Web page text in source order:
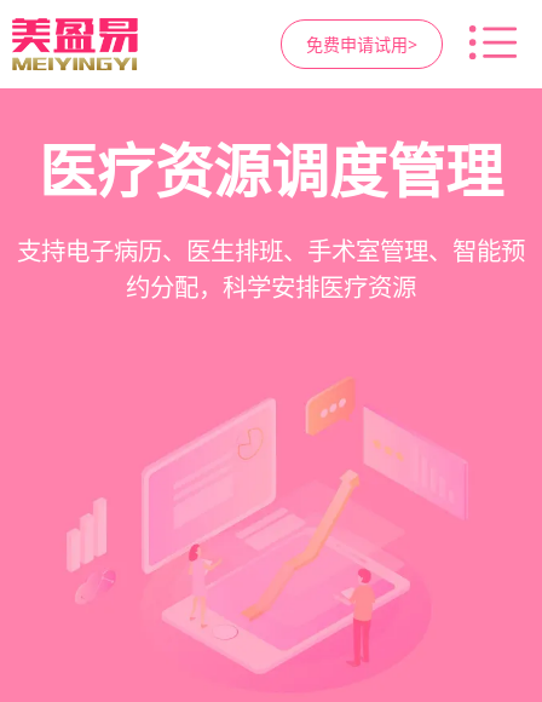
免费申请试用>
智慧医美管理系统
一站式解决医美机构预约、咨询、手术安排、会
员管理、财务核算全流程管理
医疗资源调度管理
支持电子病历、医生排班、手术室管理、智能预
约分配，科学安排医疗资源
高净值客户价值挖掘
支持客户分级管理、消费轨迹追踪、个性化方案
定制、实现客户长期价值挖掘
营销与私域运营
提供小程序商城、私域scrm、项目套餐、裂变分
销多种营销工具，助力获客与转化